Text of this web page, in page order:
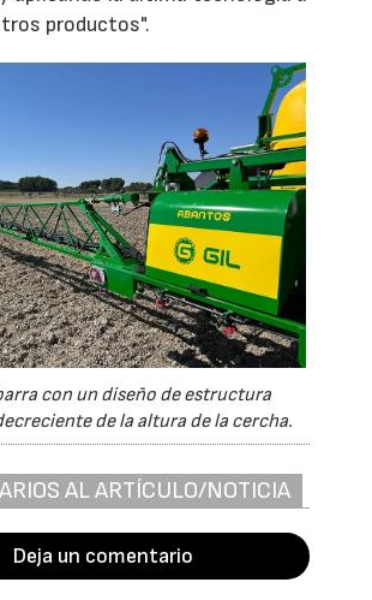
productos".
con un diseño de estructura
de la altura de la cercha.
AL ARTÍCULO/NOTICIA
Deja un comentario